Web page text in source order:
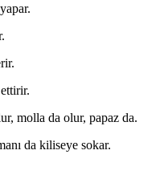
molla da olur, papaz da.
da kiliseye sokar.